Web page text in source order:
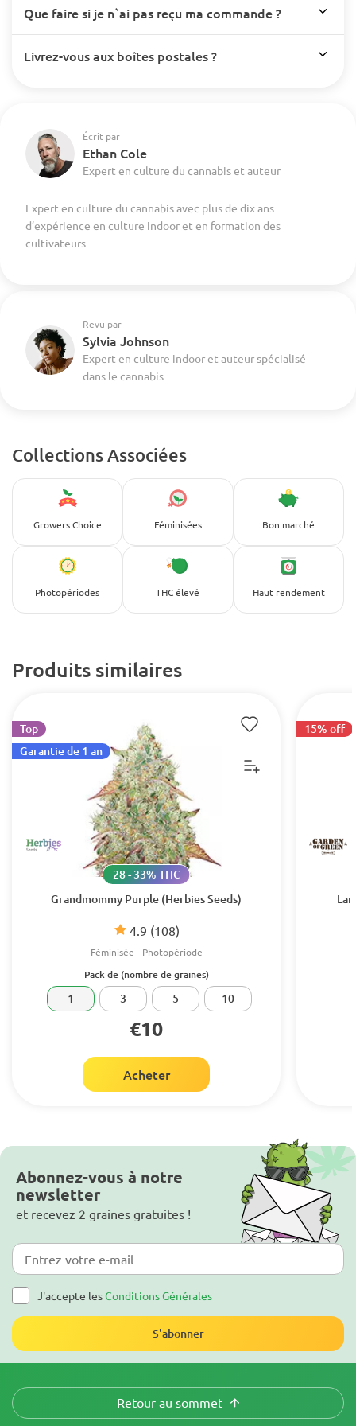
Que faire si je n`ai pas reçu ma commande ?
Livrez-vous aux boîtes postales ?
Écrit par
Ethan Cole
Expert en culture du cannabis et auteur
Expert en culture du cannabis avec plus de dix ans
d’expérience en culture indoor et en formation des
cultivateurs
Revu par
Sylvia Johnson
Expert en culture indoor et auteur spécialisé
dans le cannabis
Collections Associées
Growers Choice Féminisées Bon marché
Photopériodes THC élevé Haut rendement
Produits similaires
Grandmommy Purple (Herbies Seeds)
4.9 (108)
28 - 33% THC
Féminisée Photopériode
Top
Garantie de 1 an
Pack de (nombre de graines)
1 3 5 10
€10
Acheter
15% off
Abonnez-vous à notre
newsletter
et recevez 2 graines gratuites !
J'accepte lesConditions Générales
S'abonner
Retour au sommet